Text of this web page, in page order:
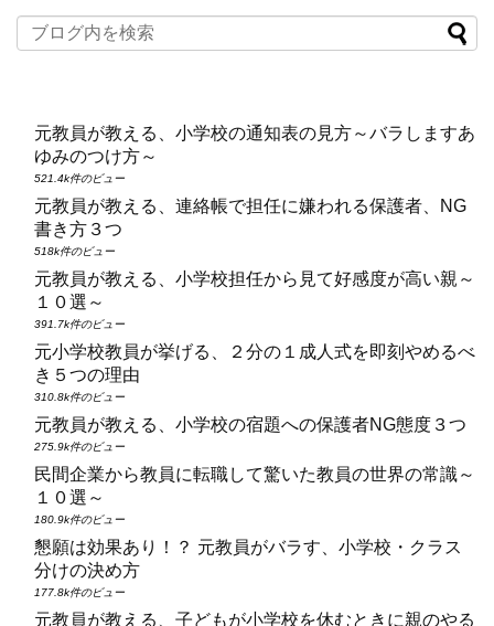
元教員が教える、小学校の通知表の見方～バラしますあ
ゆみのつけ方～
521.4k件のビュー
元教員が教える、連絡帳で担任に嫌われる保護者、NG
書き方３つ
518k件のビュー
元教員が教える、小学校担任から見て好感度が高い親～
１０選～
391.7k件のビュー
元小学校教員が挙げる、２分の１成人式を即刻やめるべ
き５つの理由
310.8k件のビュー
元教員が教える、小学校の宿題への保護者NG態度３つ
275.9k件のビュー
民間企業から教員に転職して驚いた教員の世界の常識～
１０選～
180.9k件のビュー
懇願は効果あり！？ 元教員がバラす、小学校・クラス
分けの決め方
177.8k件のビュー
元教員が教える、子どもが小学校を休むときに親のやる